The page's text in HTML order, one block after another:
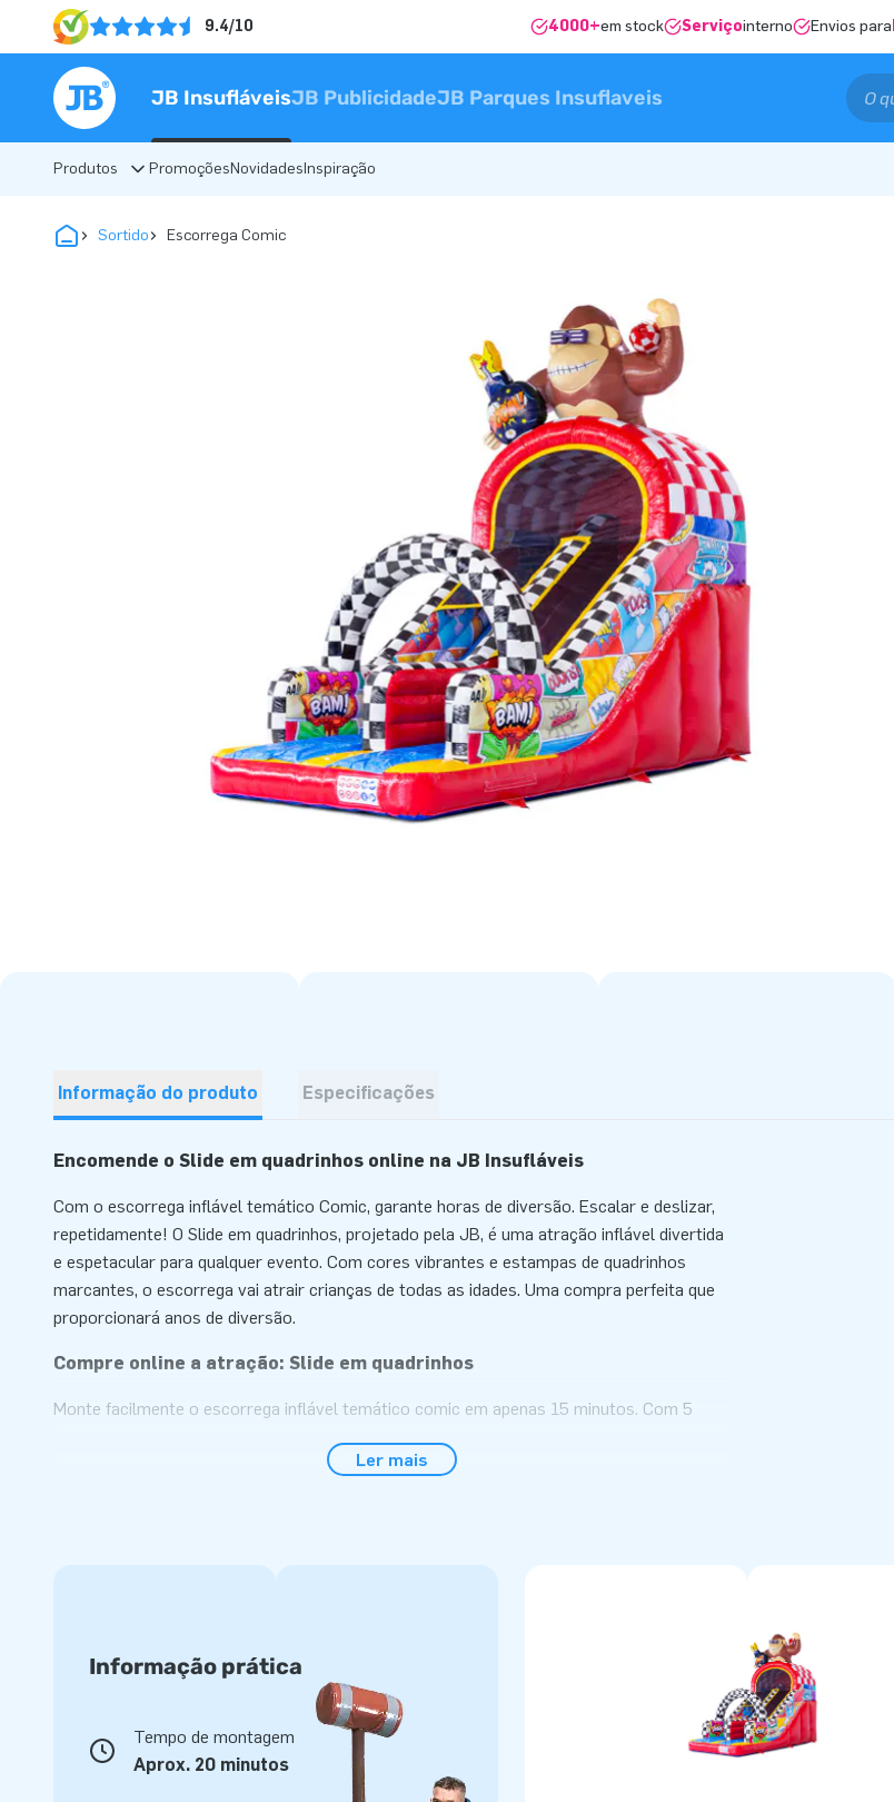
9.4/10 4000+em stock Serviçointerno Envios para
JB InsufláveisJB PublicidadeJB Parques Insuflaveis
Produtos PromoçõesNovidadesInspiração
Sortido Escorrega Comic
Informação do produto Especificações
Encomende o Slide em quadrinhos online na JB Insufláveis
Com o escorrega inflável temático Comic, garante horas de diversão. Escalar e deslizar,
repetidamente! O Slide em quadrinhos, projetado pela JB, é uma atração inflável divertida
e espetacular para qualquer evento. Com cores vibrantes e estampas de quadrinhos
marcantes, o escorrega vai atrair crianças de todas as idades. Uma compra perfeita que
proporcionará anos de diversão.
Compre online a atração: Slide em quadrinhos
Monte facilmente o escorrega inflável temático comic em apenas 15 minutos. Com 5
quadrinhos possui plataforma de escorregar e subir substituível, ideal para manutenção e
de PVC resistente e de alta qualidade. São duráveis e fáceis de limpar, proporcionando
anos de diversão ótima com este produto.
Compre este escorrega inflável temático comic e proporcione aos seus clientes um dia
inesquecível!
Ler mais
Informação prática
Tempo de montagem
Aprox. 20 minutos